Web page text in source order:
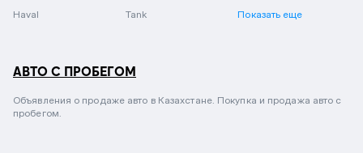
Haval Tank Показать еще
АВТО С ПРОБЕГОМ
Объявления о продаже авто в Казахстане. Покупка и продажа авто с
пробегом.